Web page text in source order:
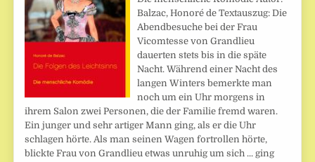
Balzac, Honoré de Textauszug: Die
Abendbesuche bei der Frau
Vicomtesse von Grandlieu
dauerten stets bis in die späte
Nacht. Während einer Nacht des
langen Winters bemerkte man
noch um ein Uhr morgens in
ihrem Salon zwei Personen, die der Familie fremd waren.
Ein junger und sehr artiger Mann ging, als er die Uhr
schlagen hörte. Als man seinen Wagen fortrollen hörte,
blickte Frau von Grandlieu etwas unruhig um sich ... ging